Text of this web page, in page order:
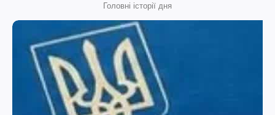
Головні історії дня